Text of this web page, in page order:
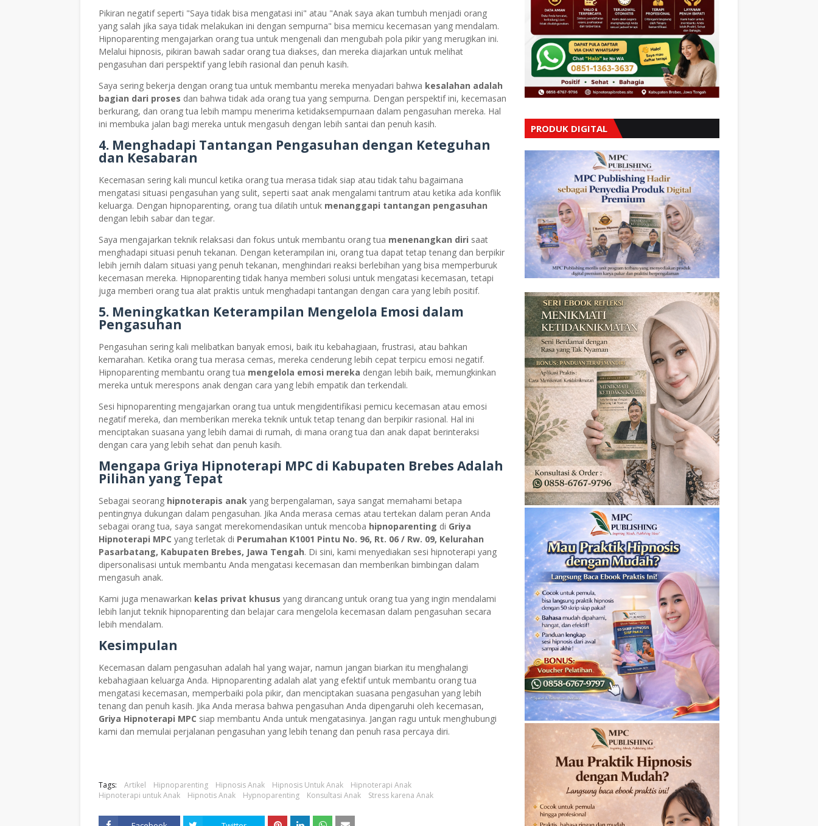
Pikiran negatif seperti "Saya tidak bisa mengatasi ini" atau "Anak saya akan tumbuh menjadi orang
yang salah jika saya tidak melakukan ini dengan sempurna" bisa memicu kecemasan yang mendalam.
Hipnoparenting mengajarkan orang tua untuk mengenali dan mengubah pola pikir yang merugikan ini.
Melalui hipnosis, pikiran bawah sadar orang tua diakses, dan mereka diajarkan untuk melihat
pengasuhan dari perspektif yang lebih rasional dan penuh kasih.
Saya sering bekerja dengan orang tua untuk membantu mereka menyadari bahwa kesalahan adalah
bagian dari proses dan bahwa tidak ada orang tua yang sempurna. Dengan perspektif ini, kecemasan
berkurang, dan orang tua lebih mampu menerima ketidaksempurnaan dalam pengasuhan mereka. Hal
ini membuka jalan bagi mereka untuk mengasuh dengan lebih santai dan penuh kasih.
4. Menghadapi Tantangan Pengasuhan dengan Keteguhan
dan Kesabaran
Kecemasan sering kali muncul ketika orang tua merasa tidak siap atau tidak tahu bagaimana
mengatasi situasi pengasuhan yang sulit, seperti saat anak mengalami tantrum atau ketika ada konflik
keluarga. Dengan hipnoparenting, orang tua dilatih untuk menanggapi tantangan pengasuhan
dengan lebih sabar dan tegar.
Saya mengajarkan teknik relaksasi dan fokus untuk membantu orang tua menenangkan diri saat
menghadapi situasi penuh tekanan. Dengan keterampilan ini, orang tua dapat tetap tenang dan berpikir
lebih jernih dalam situasi yang penuh tekanan, menghindari reaksi berlebihan yang bisa memperburuk
kecemasan mereka. Hipnoparenting tidak hanya memberi solusi untuk mengatasi kecemasan, tetapi
juga memberi orang tua alat praktis untuk menghadapi tantangan dengan cara yang lebih positif.
5. Meningkatkan Keterampilan Mengelola Emosi dalam
Pengasuhan
Pengasuhan sering kali melibatkan banyak emosi, baik itu kebahagiaan, frustrasi, atau bahkan
kemarahan. Ketika orang tua merasa cemas, mereka cenderung lebih cepat terpicu emosi negatif.
Hipnoparenting membantu orang tua mengelola emosi mereka dengan lebih baik, memungkinkan
mereka untuk merespons anak dengan cara yang lebih empatik dan terkendali.
Sesi hipnoparenting mengajarkan orang tua untuk mengidentifikasi pemicu kecemasan atau emosi
negatif mereka, dan memberikan mereka teknik untuk tetap tenang dan berpikir rasional. Hal ini
menciptakan suasana yang lebih damai di rumah, di mana orang tua dan anak dapat berinteraksi
dengan cara yang lebih sehat dan penuh kasih.
Mengapa Griya Hipnoterapi MPC di Kabupaten Brebes Adalah
Pilihan yang Tepat
Sebagai seorang hipnoterapis anak yang berpengalaman, saya sangat memahami betapa
pentingnya dukungan dalam pengasuhan. Jika Anda merasa cemas atau tertekan dalam peran Anda
sebagai orang tua, saya sangat merekomendasikan untuk mencoba hipnoparenting di Griya
Hipnoterapi MPC yang terletak di Perumahan K1001 Pintu No. 96, Rt. 06 / Rw. 09, Kelurahan
Pasarbatang, Kabupaten Brebes, Jawa Tengah. Di sini, kami menyediakan sesi hipnoterapi yang
dipersonalisasi untuk membantu Anda mengatasi kecemasan dan memberikan bimbingan dalam
mengasuh anak.
Kami juga menawarkan kelas privat khusus yang dirancang untuk orang tua yang ingin mendalami
lebih lanjut teknik hipnoparenting dan belajar cara mengelola kecemasan dalam pengasuhan secara
lebih mendalam.
Kesimpulan
Kecemasan dalam pengasuhan adalah hal yang wajar, namun jangan biarkan itu menghalangi
kebahagiaan keluarga Anda. Hipnoparenting adalah alat yang efektif untuk membantu orang tua
mengatasi kecemasan, memperbaiki pola pikir, dan menciptakan suasana pengasuhan yang lebih
tenang dan penuh kasih. Jika Anda merasa bahwa pengasuhan Anda dipengaruhi oleh kecemasan,
Griya Hipnoterapi MPC siap membantu Anda untuk mengatasinya. Jangan ragu untuk menghubungi
kami dan memulai perjalanan pengasuhan yang lebih tenang dan penuh rasa percaya diri.
Tags: Artikel Hipnoparenting Hipnosis Anak Hipnosis Untuk Anak
Hipnoterapi Anak
Hipnoterapi untuk Anak
Hipnotis Anak Hypnoparenting Konsultasi Anak Stress karena Anak
PRODUK DIGITAL